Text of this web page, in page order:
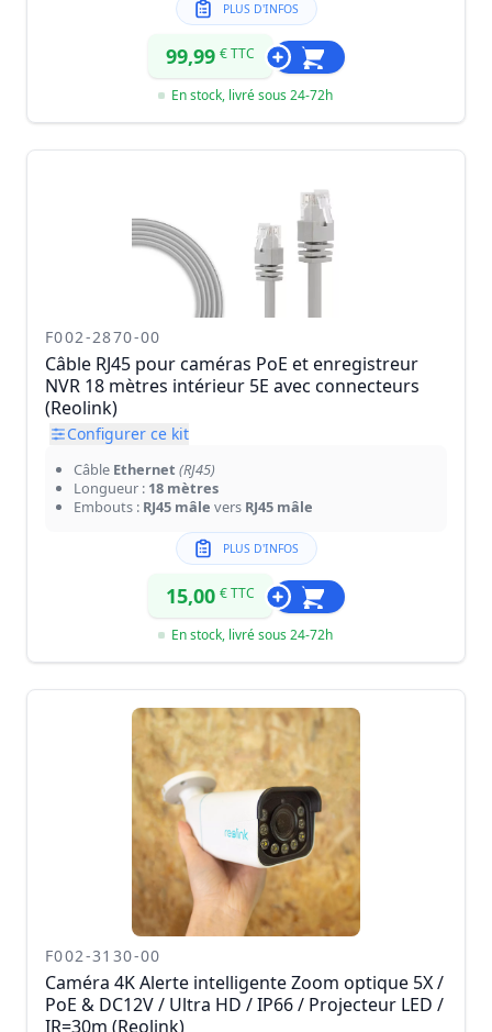
PLUS D'INFOS
99,99 € TTC
En stock, livré sous 24-72h
F002-2870-00
Câble RJ45 pour caméras PoE et enregistreur
NVR 18 mètres intérieur 5E avec connecteurs
(Reolink)
Configurer ce kit
Câble Ethernet (RJ45)
Longueur : 18 mètres
Embouts : RJ45 mâle vers RJ45 mâle
PLUS D'INFOS
15,00 € TTC
En stock, livré sous 24-72h
F002-3130-00
Caméra 4K Alerte intelligente Zoom optique 5X /
PoE & DC12V / Ultra HD / IP66 / Projecteur LED /
IR=30m (Reolink)